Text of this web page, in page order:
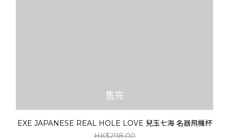
售完
EXE JAPANESE REAL HOLE LOVE 兒玉七海 名器飛機杯
HK$298.00